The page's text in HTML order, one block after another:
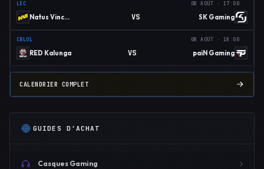
LEC 08 AOÛT · 17:00
Natus Vincere VS SK Gaming
CBLOL 08 AOÛT · 18:00
RED Kalunga VS paiN Gaming
CALENDRIER COMPLET
GUIDES D'ACHAT
Casques Gaming